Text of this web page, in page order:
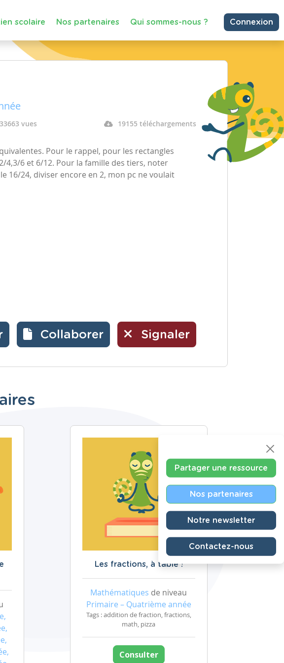
scolaire Nos partenaires Qui sommes-nous ? Connexion
33663 vues 19155 téléchargements
Pour le rappel, pour les rectangles
4,3/6 et 6/12. Pour la famille des tiers, noter
16/24, diviser encore en 2, mon pc ne voulait
Collaborer Signaler
Les fractions, à table !
Mathématiques de niveau
Primaire – Quatrième année
Tags : addition de fraction, fractions,
math, pizza
Consulter
Partager une ressource
Nos partenaires
Notre newsletter
Contactez-nous